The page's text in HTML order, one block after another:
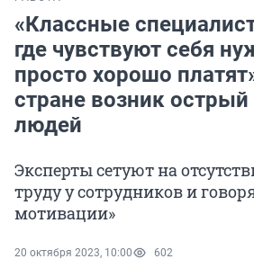
«Классные
где чувствуют себя
просто хорошо
стране возник
людей
Эксперты сетуют на
труду у сотрудников и
мотивации»
20 октября 2023, 10:00 602